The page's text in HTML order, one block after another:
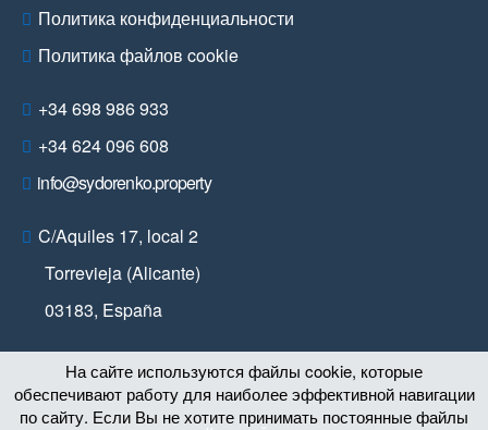
Политика конфиденциальности
Политика файлов cookie
+34 698 986 933
+34 624 096 608
info@sydorenko.property
C/Aquiles 17, local 2
Torrevieja (Alicante)
03183, España
На сайте используются файлы cookie, которые
обеспечивают работу для наиболее эффективной навигации
по сайту. Если Вы не хотите принимать постоянные файлы